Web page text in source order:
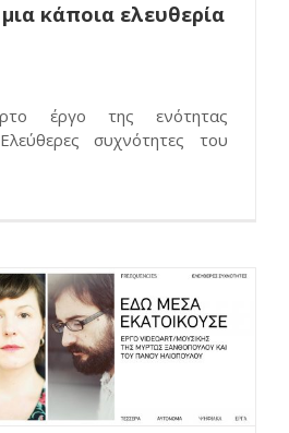
κάποια ελευθερία
έργο της ενότητας
συχνότητες του